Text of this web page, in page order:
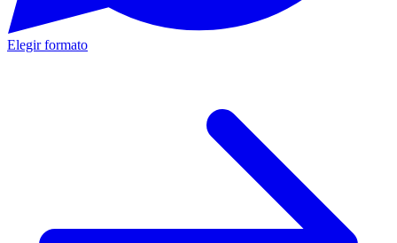
Elegir formato